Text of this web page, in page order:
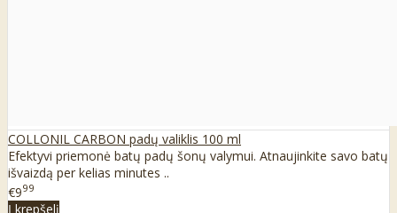
COLLONIL CARBON padų valiklis 100 ml
Efektyvi priemonė batų padų šonų valymui. Atnaujinkite savo batų
išvaizdą per kelias minutes ..
€999
Į krepšelį